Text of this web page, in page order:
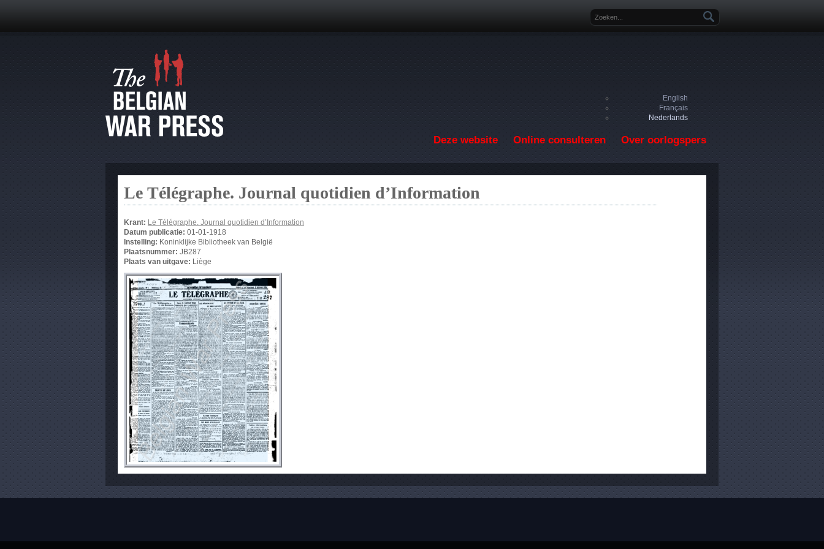
Zoekveld
English
Français
Nederlands
Deze website Online consulteren Over oorlogspers
Le Télégraphe. Journal quotidien d’Information
Krant: Le Télégraphe. Journal quotidien d’Information
Datum publicatie: 01-01-1918
Instelling: Koninklijke Bibliotheek van België
Plaatsnummer: JB287
Plaats van uitgave: Liège